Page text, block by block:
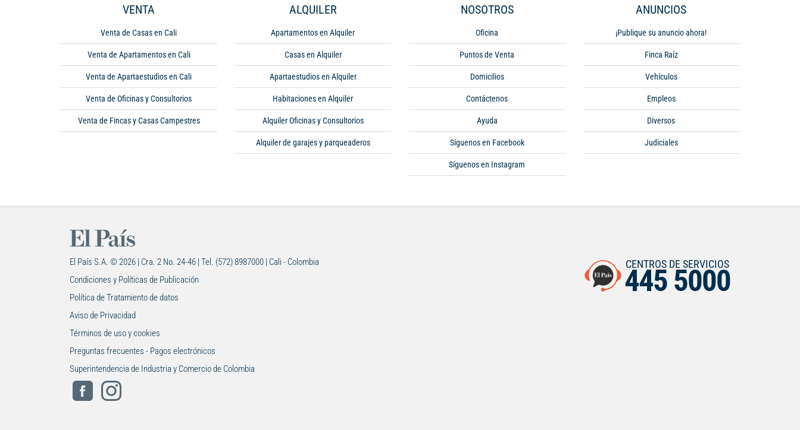
VENTA
Venta de Casas en Cali
Venta de Apartamentos en Cali
Venta de Apartaestudios en Cali
Venta de Oficinas y Consultorios
Venta de Fincas y Casas Campestres
ALQUILER
Apartamentos en Alquiler
Casas en Alquiler
Apartaestudios en Alquiler
Habitaciones en Alquiler
Alquiler Oficinas y Consultorios
Alquiler de garajes y parqueaderos
NOSOTROS
Oficina
Puntos de Venta
Domicilios
Contáctenos
Ayuda
Síguenos en Facebook
Síguenos en Instagram
ANUNCIOS
¡Publique su anuncio ahora!
Finca Raíz
Vehículos
Empleos
Diversos
Judiciales
El País S.A. © 2026 | Cra. 2 No. 24-46 | Tel. (572) 8987000 | Cali - Colombia
Condiciones y Políticas de Publicación
Política de Tratamiento de datos
Aviso de Privacidad
Términos de uso y cookies
Preguntas frecuentes - Pagos electrónicos
Superintendencia de Industria y Comercio de Colombia
CENTROS DE SERVICIOS
445 5000